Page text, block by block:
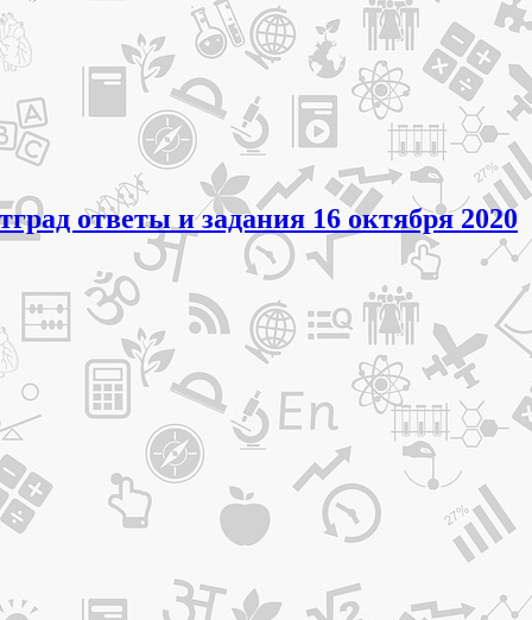
ответы и задания 16 октября 2020